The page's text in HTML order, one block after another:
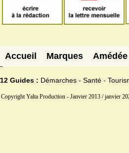
Accueil Marques
12 Guides : Démarches - Santé -
Copyright Yalta Production - Janvier 2013 / janvier